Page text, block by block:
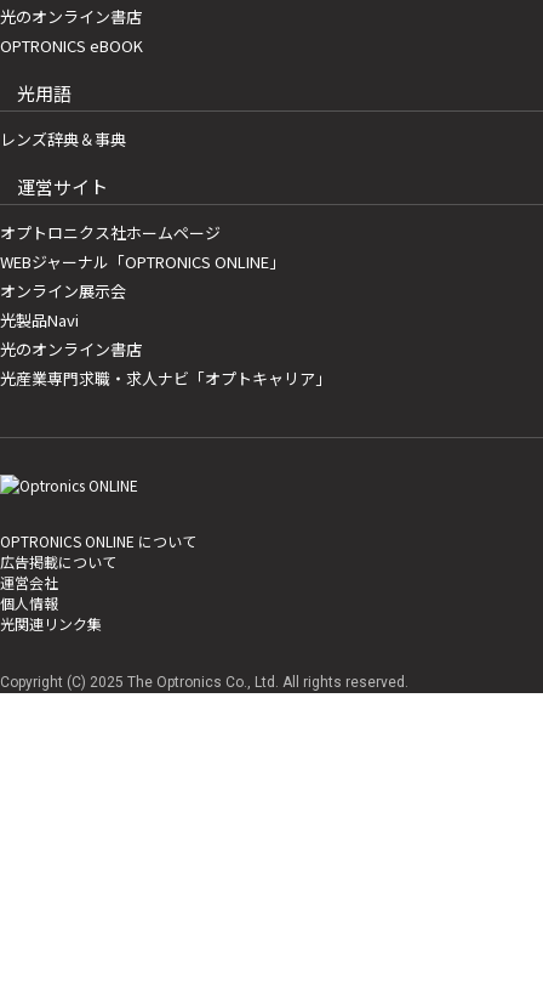
光のオンライン書店
OPTRONICS eBOOK
光用語
レンズ辞典＆事典
運営サイト
オプトロニクス社ホームページ
WEBジャーナル「OPTRONICS ONLINE」
オンライン展示会
光製品Navi
光のオンライン書店
光産業専門求職・求人ナビ「オプトキャリア」
OPTRONICS ONLINE について
広告掲載について
運営会社
個人情報
光関連リンク集
Copyright (C) 2025 The Optronics Co., Ltd. All rights reserved.